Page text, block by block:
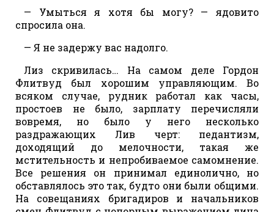
— Умыться я хотя бы могу? — ядовито
спросила она.
— Я не задержу вас надолго.
Лиз скривилась… На самом деле Гордон
Флитвуд был хорошим управляющим. Во
всяком случае, рудник работал как часы,
простоев не было, зарплату перечисляли
вовремя, но было у него несколько
раздражающих Лив черт: педантизм,
доходящий до мелочности, такая же
мстительность и непробиваемое самомнение.
Все решения он принимал единолично, но
обставлялось это так, будто они были общими.
На совещаниях бригадиров и начальников